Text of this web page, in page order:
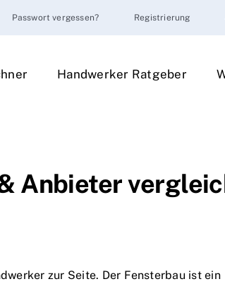
Passwort vergessen? Registrierung
Handwerker Ratgeber
Anbieter
zur Seite. Der Fensterbau ist ein